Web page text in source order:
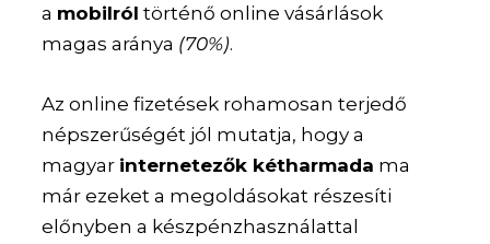
a mobilról történő online vásárlások
magas aránya (70%).
Az online fizetések rohamosan terjedő
népszerűségét jól mutatja, hogy a
magyar internetezők kétharmada ma
már ezeket a megoldásokat részesíti
előnyben a készpénzhasználattal